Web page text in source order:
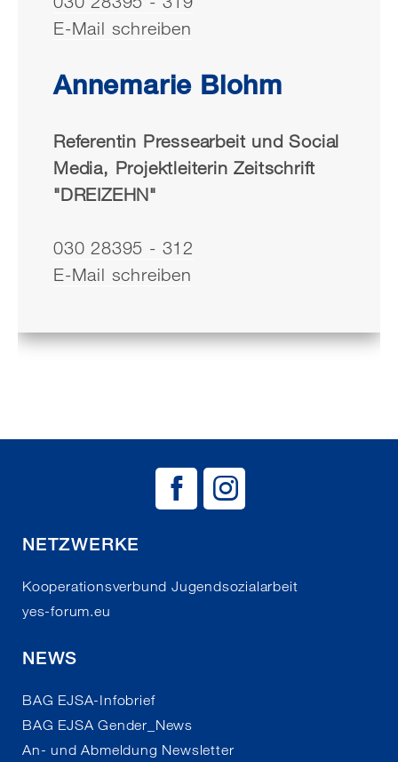
E-Mail schreiben
Annemarie Blohm
Referentin Pressearbeit und Social
Media, Projektleiterin Zeitschrift
"DREIZEHN"
030 28395 - 312
E-Mail schreiben
NETZWERKE
Kooperationsverbund Jugendsozialarbeit
yes-forum.eu
NEWS
BAG EJSA-Infobrief
BAG EJSA Gender_News
An- und Abmeldung Newsletter
BAG EJSA